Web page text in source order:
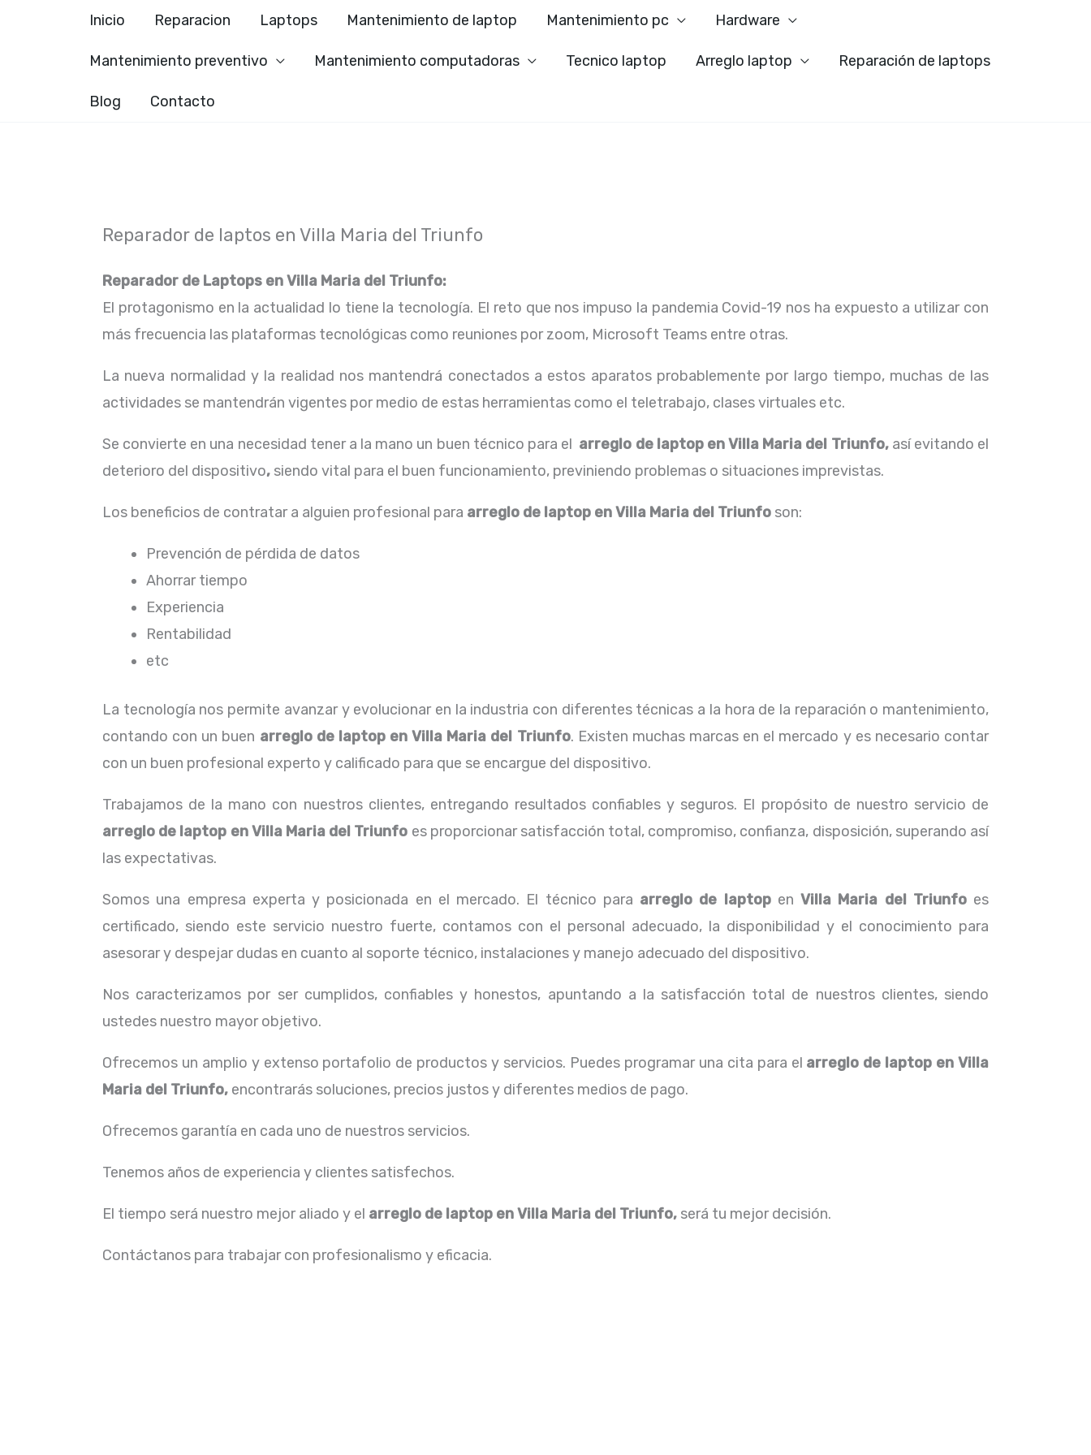
Inicio Reparacion Laptops Mantenimiento de laptop Mantenimiento pc Hardware
Mantenimiento preventivo Mantenimiento computadoras Tecnico laptop Arreglo laptop Reparación de laptops
Blog Contacto
Reparador de laptos en Villa Maria del Triunfo
Reparador de Laptops enVilla Maria del Triunfo:
El protagonismo en la actualidad lo tiene la tecnología. El reto que nos impuso la pandemia Covid-19 nos ha expuesto a utilizar con
más frecuencia las plataformas tecnológicas como reuniones por zoom, Microsoft Teams entre otras.
La nueva normalidad y la realidad nos mantendrá conectados a estos aparatos probablemente por largo tiempo, muchas de las
actividades se mantendrán vigentes por medio de estas herramientas como el teletrabajo, clases virtuales etc.
Se convierte en una necesidad tener a la mano un buen técnico para el arreglo de laptop en Villa Maria del Triunfo, así evitando el
deterioro del dispositivo, siendo vital para el buen funcionamiento, previniendo problemas o situaciones imprevistas.
Los beneficios de contratar a alguien profesional para arreglo de laptop en Villa Maria del Triunfo son:
Prevención de pérdida de datos
Ahorrar tiempo
Experiencia
Rentabilidad
etc
La tecnología nos permite avanzar y evolucionar en la industria con diferentes técnicas a la hora de la reparación o mantenimiento,
contando con un buen arreglo de laptop en Villa Maria del Triunfo. Existen muchas marcas en el mercado y es necesario contar
con un buen profesional experto y calificado para que se encargue del dispositivo.
Trabajamos de la mano con nuestros clientes, entregando resultados confiables y seguros. El propósito de nuestro servicio de
arreglo de laptop en Villa Maria del Triunfo es proporcionar satisfacción total, compromiso, confianza, disposición, superando así
las expectativas.
Somos una empresa experta y posicionada en el mercado. El técnico para arreglo de laptop en Villa Maria del Triunfoes
certificado, siendo este servicio nuestro fuerte, contamos con el personal adecuado, la disponibilidad y el conocimiento para
asesorar y despejar dudas en cuanto al soporte técnico, instalaciones y manejo adecuado del dispositivo.
Nos caracterizamos por ser cumplidos, confiables y honestos, apuntando a la satisfacción total de nuestros clientes, siendo
ustedes nuestro mayor objetivo.
Ofrecemos un amplio y extenso portafolio de productos y servicios. Puedes programar una cita para el arreglo de laptop en Villa
Maria del Triunfo, encontrarás soluciones, precios justos y diferentes medios de pago.
Ofrecemos garantía en cada uno de nuestros servicios.
Tenemos años de experiencia y clientes satisfechos.
El tiempo será nuestro mejor aliado y el arreglo de laptop en Villa Maria del Triunfo, será tu mejor decisión.
Contáctanos para trabajar con profesionalismo y eficacia.